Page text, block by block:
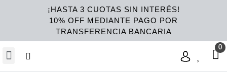
¡HASTA 3 CUOTAS SIN INTERÉS!
10% OFF MEDIANTE PAGO POR
TRANSFERENCIA BANCARIA